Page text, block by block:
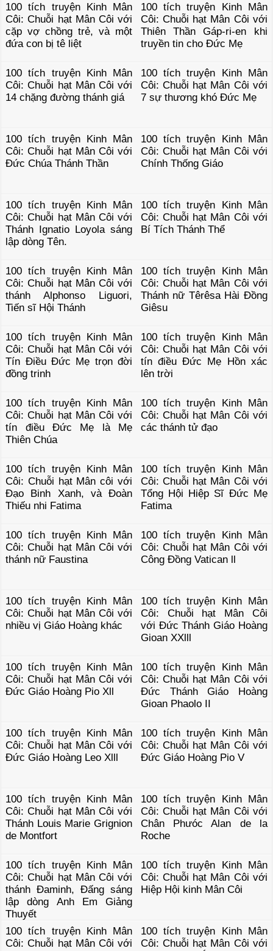
100 tích truyện Kinh Mân
Côi: Chuỗi hạt Mân Côi với
cặp vợ chồng trẻ, và một
đứa con bị tê liệt
100 tích truyện Kinh Mân
Côi: Chuỗi hạt Mân Côi với
Thiên Thần Gáp-ri-en khi
truyền tin cho Đức Mẹ
100 tích truyện Kinh Mân
Côi: Chuỗi hạt Mân Côi với
14 chặng đường thánh giá
100 tích truyện Kinh Mân
Côi: Chuỗi hạt Mân Côi với
7 sự thương khó Đức Mẹ
100 tích truyện Kinh Mân
Côi: Chuỗi hạt Mân Côi với
Đức Chúa Thánh Thần
100 tích truyện Kinh Mân
Côi: Chuỗi hạt Mân Côi với
Chính Thống Giáo
100 tích truyện Kinh Mân
Côi: Chuỗi hạt Mân Côi với
Thánh Ignatio Loyola sáng
lập dòng Tên.
100 tích truyện Kinh Mân
Côi: Chuỗi hạt Mân Côi với
Bí Tích Thánh Thể
100 tích truyện Kinh Mân
Côi: Chuỗi hạt Mân Côi với
thánh Alphonso Liguori,
Tiến sĩ Hội Thánh
100 tích truyện Kinh Mân
Côi: Chuỗi hạt Mân Côi với
Thánh nữ Têrêsa Hài Đồng
Giêsu
100 tích truyện Kinh Mân
Côi: Chuỗi hạt Mân Côi với
Tín Điều Đức Mẹ trọn đời
đồng trinh
100 tích truyện Kinh Mân
Côi: Chuỗi hạt Mân Côi với
tín điều Đức Mẹ Hồn xác
lên trời
100 tích truyện Kinh Mân
Côi: Chuỗi hạt Mân Côi với
tín điều Đức Mẹ là Mẹ
Thiên Chúa
100 tích truyện Kinh Mân
Côi: Chuỗi hạt Mân Côi với
các thánh tử đạo
100 tích truyện Kinh Mân
Côi: Chuỗi hạt Mân côi với
Đạo Binh Xanh, và Đoàn
Thiếu nhi Fatima
100 tích truyện Kinh Mân
Côi: Chuỗi hạt Mân Côi với
Tổng Hội Hiệp Sĩ Đức Mẹ
Fatima
100 tích truyện Kinh Mân
Côi: Chuỗi hạt Mân Côi với
thánh nữ Faustina
100 tích truyện Kinh Mân
Côi: Chuỗi hạt Mân Côi với
Công Đồng Vatican ll
100 tích truyện Kinh Mân
Côi: Chuỗi hạt Mân Côi với
nhiều vị Giáo Hoàng khác
100 tích truyện Kinh Mân
Côi: Chuỗi hạt Mân Côi
với Đức Thánh Giáo Hoàng
Gioan XXlll
100 tích truyện Kinh Mân
Côi: Chuỗi hạt Mân Côi với
Đức Giáo Hoàng Pio Xll
100 tích truyện Kinh Mân
Côi: Chuỗi hạt Mân Côi với
Đức Thánh Giáo Hoàng
Gioan Phaolo II
100 tích truyện Kinh Mân
Côi: Chuỗi hạt Mân Côi với
Đức Giáo Hoàng Leo Xlll
100 tích truyện Kinh Mân
Côi: Chuỗi hạt Mân Côi với
Đức Giáo Hoàng Pio V
100 tích truyện Kinh Mân
Côi: Chuỗi hạt Mân Côi với
Thánh Louis Marie Grignion
de Montfort
100 tích truyện Kinh Mân
Côi: Chuỗi hạt Mân Côi với
Chân Phưóc Alan de la
Roche
100 tích truyện Kinh Mân
Côi: Chuỗi hạt Mân Côi với
thánh Đaminh, Đấng sáng
lập dòng Anh Em Giảng
Thuyết
100 tích truyện Kinh Mân
Côi: Chuỗi hạt Mân Côi với
Hiệp Hội kinh Mân Côi
100 tích truyện Kinh Mân
Côi: Chuỗi hạt Mân Côi với
100 tích truyện Kinh Mân
Côi: Chuỗi hạt Mân Côi với